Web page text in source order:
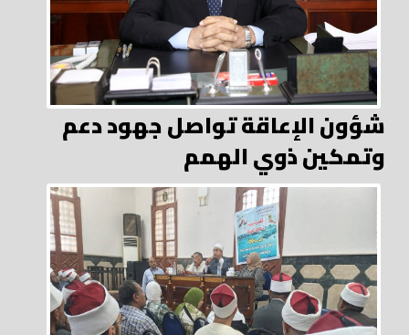
شؤون الإعاقة تواصل جهود دعم
وتمكين ذوي الهمم